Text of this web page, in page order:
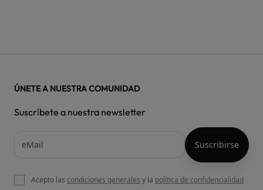
ÚNETE A NUESTRA COMUNIDAD
Suscríbete a nuestra newsletter
Acepto las condiciones generales y la política de confidencialidad